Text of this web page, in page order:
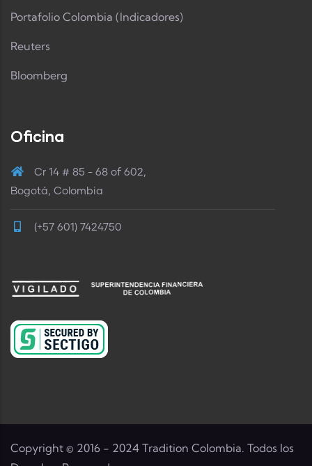
Portafolio Colombia (Indicadores)
Reuters
Bloomberg
Oficina
Cr 14 # 85 - 68 of 602,
Bogotá, Colombia
(+57 601) 7424750
Copyright © 2016 - 2024 Tradition Colombia. Todos los